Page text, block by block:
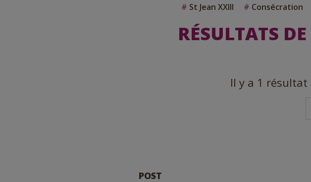
# St Jean XXIII # Consécration
RÉSULTATS
Il y a 1 résultat
POST